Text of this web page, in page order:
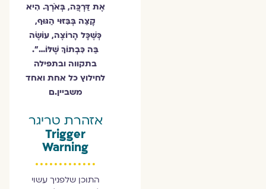
אֶת דַּרְכֲּה, בְּאֹרְךָ. הִיא
קָצַה בְּבִּזּוּי הַגּוּף,
כְּשֶׁכָּל הָרוֹצֶה, עוֹשֶׂה
בַּה כִּבְתוֹךְ שֶׁלּוֹ…״.
בתקווה ובתפילה
לחילוץ כל אחת ואחד
משביין.ם
אזהרת טריגר
Trigger
Warning
התוכן שלפניך עשוי